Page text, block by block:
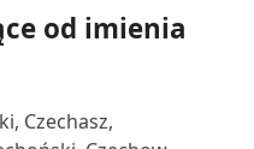
od imienia
Czechasz,